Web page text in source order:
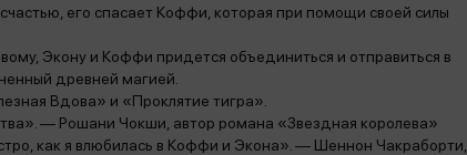
его спасает Коффи, которая при помощи своей силы
Экону и Коффи придется объединиться и отправиться в
древней магией.
Вдова» и «Проклятие тигра».
— Рошани Чокши, автор романа «Звездная королева»
как я влюбилась в Коффи и Экона». — Шеннон Чакраборти,